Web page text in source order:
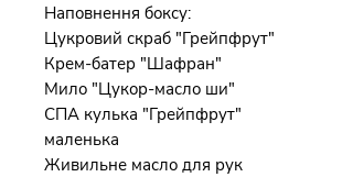
Наповнення боксу:
Цукровий скраб "Грейпфрут"
Крем-батер "Шафран"
Мило "Цукор-масло ши"
СПА кулька "Грейпфрут"
маленька
Живильне масло для рук